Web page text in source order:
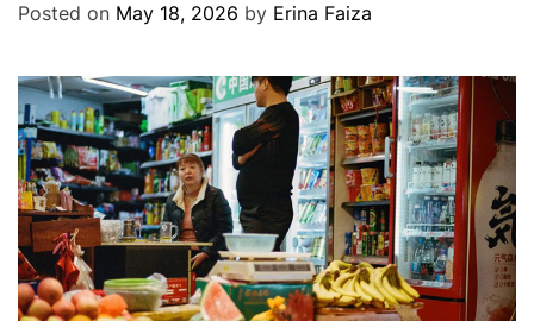
Posted on May 18, 2026 by Erina Faiza